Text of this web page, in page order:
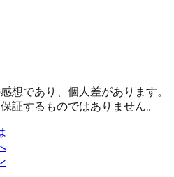
想であり、個人差があります。
証するものではありません。